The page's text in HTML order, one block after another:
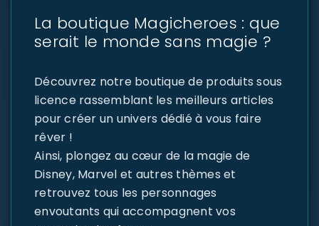
La boutique Magicheroes : que
serait le monde sans magie ?
Découvrez notre boutique de produits sous
licence rassemblant les meilleurs articles
pour créer un univers dédié à vous faire
rêver !
Ainsi, plongez au cœur de la magie de
Disney, Marvel et autres thèmes et
retrouvez tous les personnages
envoutants qui accompagnent vos